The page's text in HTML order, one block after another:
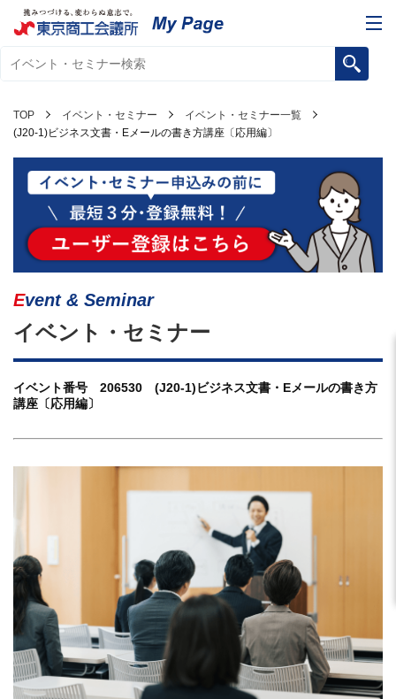
TOP イベント・セミナー
イベント・セミナー一覧
(J20-1)ビジネス文書・Eメールの書き方講座〔応用編〕
Event & Seminar
イベント・セミナー
イベント番号 206530 (J20-1)ビジネス文書・Eメールの書き方
講座〔応用編〕